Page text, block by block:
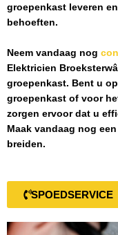
groepenkast leveren
behoeften.
Neem vandaag nog
Elektricien
groepenkast. Bent u
groepenkast of voor
zorgen ervoor dat u
Maak vandaag nog
breiden.
SPOEDSERVICE